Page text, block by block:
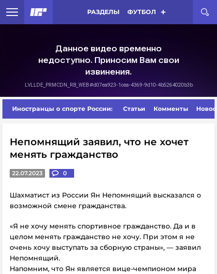
РАЗДЕЛЫ ФУТБОЛ
Иностранцы о спорте России: Статьи Комменты
Непомнящий заявил, что не хочет
менять гражданство
22.07.2023 0
Шахматист из России Ян Непомнящий высказался о
возможной смене гражданства.
«Я не хочу менять спортивное гражданство. Да и в
целом менять гражданство не хочу. При этом я не
очень хочу выступать за сборную страны», — заявил
Непомнящий.
Напомним, что Ян является вице-чемпионом мира